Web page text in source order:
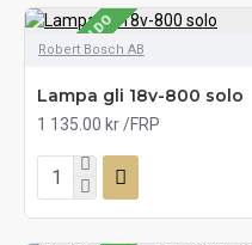
SE LAGERSALDO
Robert Bosch AB
Lampa gli 18v-800 solo
1 135.00 kr /FRP